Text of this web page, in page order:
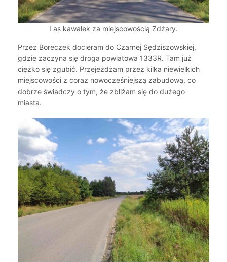
Las kawałek za miejscowością Zdżary.
Przez Boreczek docieram do Czarnej Sędziszowskiej,
gdzie zaczyna się droga powiatowa 1333R. Tam już
ciężko się zgubić. Przejeżdżam przez kilka niewielkich
miejscowości z coraz nowocześniejszą zabudową, co
dobrze świadczy o tym, że zbliżam się do dużego
miasta.